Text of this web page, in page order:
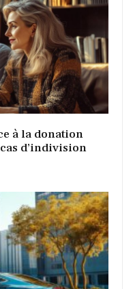
à la donation
d’indivision